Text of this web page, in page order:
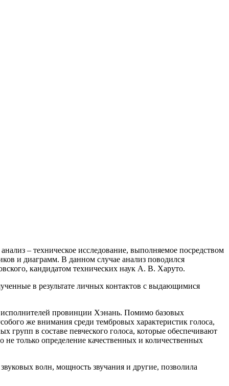
– техническое исследование, выполняемое посредством
и диаграмм. В данном случае анализ поводился
кандидатом технических наук А. В. Харуто.
в результате личных контактов с выдающимися
исполнителей провинции Хэнань. Помимо базовых
же внимания среди тембровых характеристик голоса,
групп в составе певческого голоса, которые обеспечивают
не только определение качественных и количественных
волн, мощность звучания и другие, позволила